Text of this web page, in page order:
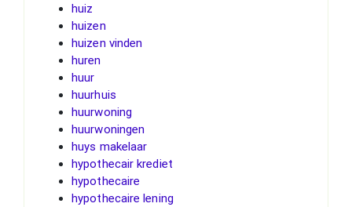
huiz
huizen
huizen vinden
huren
huur
huurhuis
huurwoning
huurwoningen
huys makelaar
hypothecair krediet
hypothecaire
hypothecaire lening